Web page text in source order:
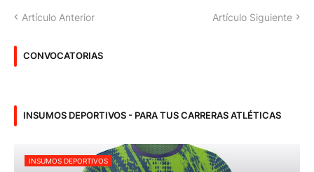
Artículo Anterior Artículo Siguiente
CONVOCATORIAS
INSUMOS DEPORTIVOS - PARA TUS CARRERAS ATLÉTICAS
INSUMOS DEPORTIVOS